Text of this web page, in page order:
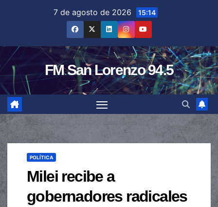
7 de agosto de 2026 15:14
FM San Lorenzo 94.5
POLÍTICA
Milei recibe a
gobernadores radicales